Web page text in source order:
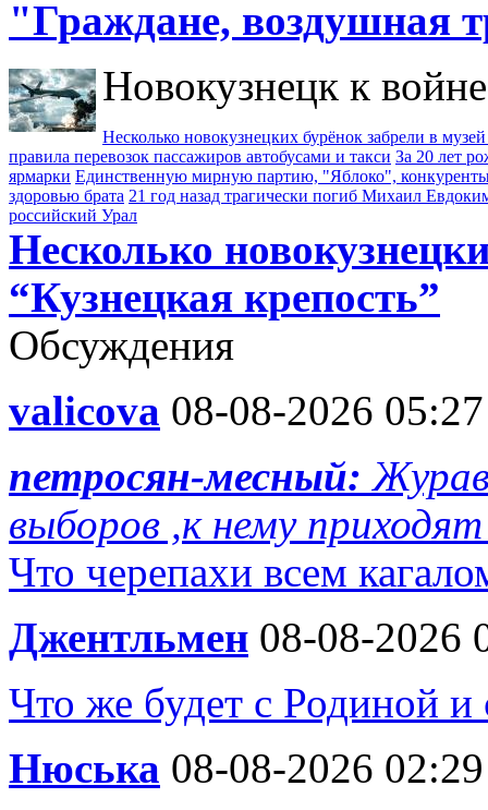
"Граждане, воздушная
Новокузнецк к
Несколько новокузнецких бурёнок забрели в
правила перевозок пассажиров автобусами и такси За 20 лет
ярмарки Единственную мирную партию, "Яблоко", конкуренты
здоровью брата 21 год назад трагически погиб Михаил
российский Урал
Несколько
“Кузнецкая крепость”
Обсуждения
valicova 08-08-2026 05:27
петросян-месный:
выборов ,к нему
Что черепахи всем
Джентльмен 08-08-2026
Что же будет с Родиной и
Нюська 08-08-2026 02:29